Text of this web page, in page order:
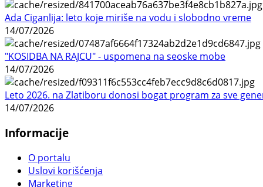
Ada Ciganlija: leto koje miriše na vodu i slobodno vreme
14/07/2026
"KOSIDBA NA RAJCU" - uspomena na seoske mobe
14/07/2026
Leto 2026. na Zlatiboru donosi bogat program za sve
14/07/2026
Informacije
O portalu
Uslovi korišćenja
Marketing